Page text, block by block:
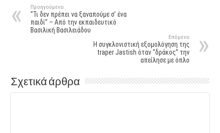
Προηγούμενο
“Τι δεν πρέπει να ξαναπούμε σ’ ένα
παιδί” – Από την εκπαιδευτικό
Βασιλική Βασιλειάδου
Επόμενο
H συγκλονιστική εξομολόγηση της
traper Jastish όταν “δράκος” την
απείλησε με όπλο
Σχετικά άρθρα